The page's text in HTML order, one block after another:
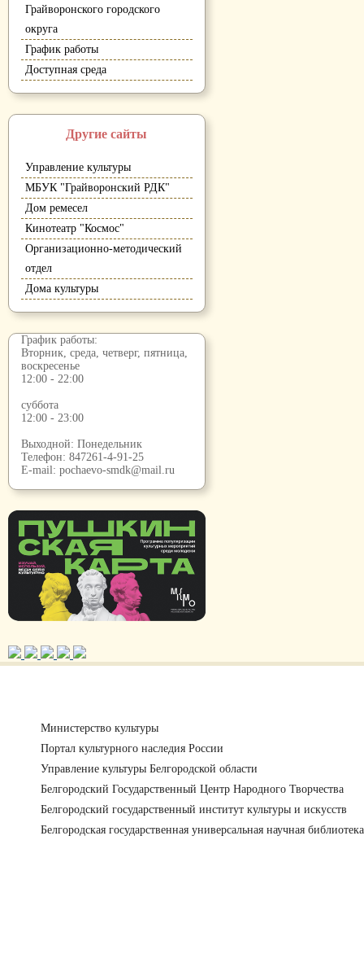
Грайворонского городского
округа
График работы
Доступная среда
Другие сайты
Управление культуры
МБУК "Грайворонский РДК"
Дом ремесел
Кинотеатр "Космос"
Организационно-методический
отдел
Дома культуры
График работы:
Вторник, среда, четверг, пятница,
воскресенье
12:00 - 22:00
суббота
12:00 - 23:00
Выходной: Понедельник
Телефон: 847261-4-91-25
E-mail: pochaevo-smdk@mail.ru
Министерство культуры
Портал культурного наследия России
Управление культуры Белгородской области
Белгородский Государственный Центр Народного Творчества
Белгородский государственный институт культуры и искусств
Белгородская государственная универсальная научная библиотека